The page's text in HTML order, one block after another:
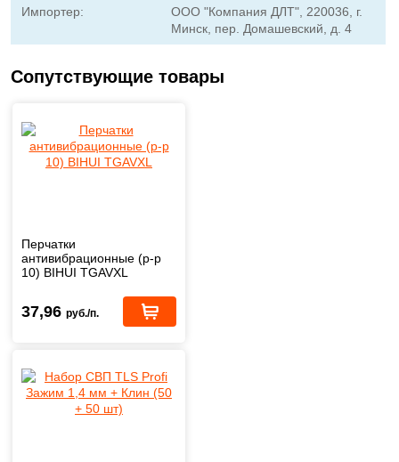
Импортер:
ООО "Компания ДЛТ", 220036, г.
Минск, пер. Домашевский, д. 4
Сопутствующие товары
Перчатки
антивибрационные (р-р
10) BIHUI TGAVXL
37,96 руб./п.